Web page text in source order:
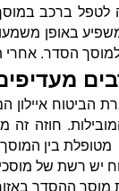
לטפל ברכב
באופן
הסדר. אחרי
הביטוח
חוזה זה
בין
יש רשת של
ההסדר